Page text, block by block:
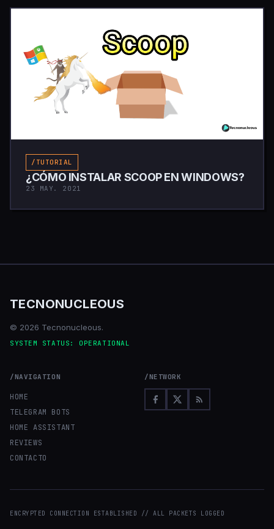
/TUTORIAL
¿CÓMO INSTALAR SCOOP EN WINDOWS?
23 MAY. 2021
TECNONUCLEOUS
© 2026 Tecnonucleous.
SYSTEM STATUS: OPERATIONAL
/NAVIGATION
HOME
TELEGRAM BOTS
HOME ASSISTANT
REVIEWS
CONTACTO
/NETWORK
ENCRYPTED CONNECTION ESTABLISHED // ALL PACKETS LOGGED